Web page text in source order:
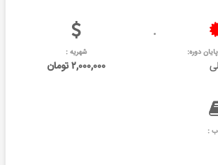
دوره: شهریه :
۲,۰۰۰,۰۰۰ تومان
: